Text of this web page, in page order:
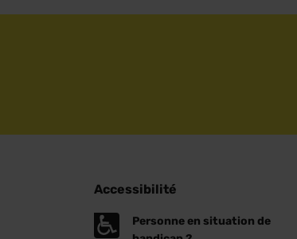
Accessibilité
Personne en situation de